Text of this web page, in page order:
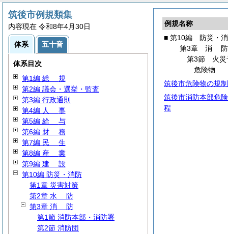
例規名称
■ 第10編 防災・
第3章 消 防
第3節 火災
危険物
筑後市危険物の規
筑後市消防本部危
程
筑後市例規類集
内容現在 令和8年4月30日
体系 五十音
体系目次
第1編 総 規
第2編 議会・選挙・監査
第3編 行政通則
第4編 人 事
第5編 給 与
第6編 財 務
第7編 民 生
第8編 産 業
第9編 建 設
第10編 防災・消防
第1章 災害対策
第2章 水 防
第3章 消 防
第1節 消防本部・消防署
第2節 消防団